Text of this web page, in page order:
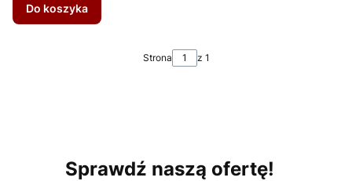
Do koszyka
Strona z 1
Sprawdź naszą ofertę!